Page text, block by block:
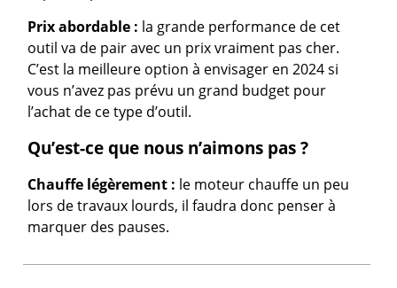
Prix abordable : la grande performance de cet
outil va de pair avec un prix vraiment pas cher.
C’est la meilleure option à envisager en 2024 si
vous n’avez pas prévu un grand budget pour
l’achat de ce type d’outil.
Qu’est-ce que nous n’aimons pas ?
Chauffe légèrement : le moteur chauffe un peu
lors de travaux lourds, il faudra donc penser à
marquer des pauses.